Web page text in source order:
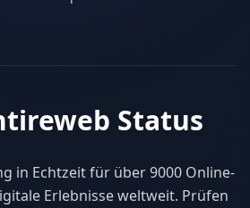
Status
in Echtzeit für über 9000 Online-
Erlebnisse weltweit. Prüfen